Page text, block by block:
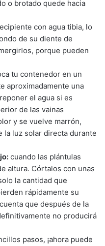
o brotado quede hacia
con agua tibia, lo
de su diente de
porque pueden
tu contenedor en un
aproximadamente una
el agua si es
de las vainas
y se vuelve marrón,
la luz solar directa durante
cuando las plántulas
altura. Córtalos con unas
la cantidad que
rápidamente su
que después de la
no producirá
pasos, ¡ahora puede